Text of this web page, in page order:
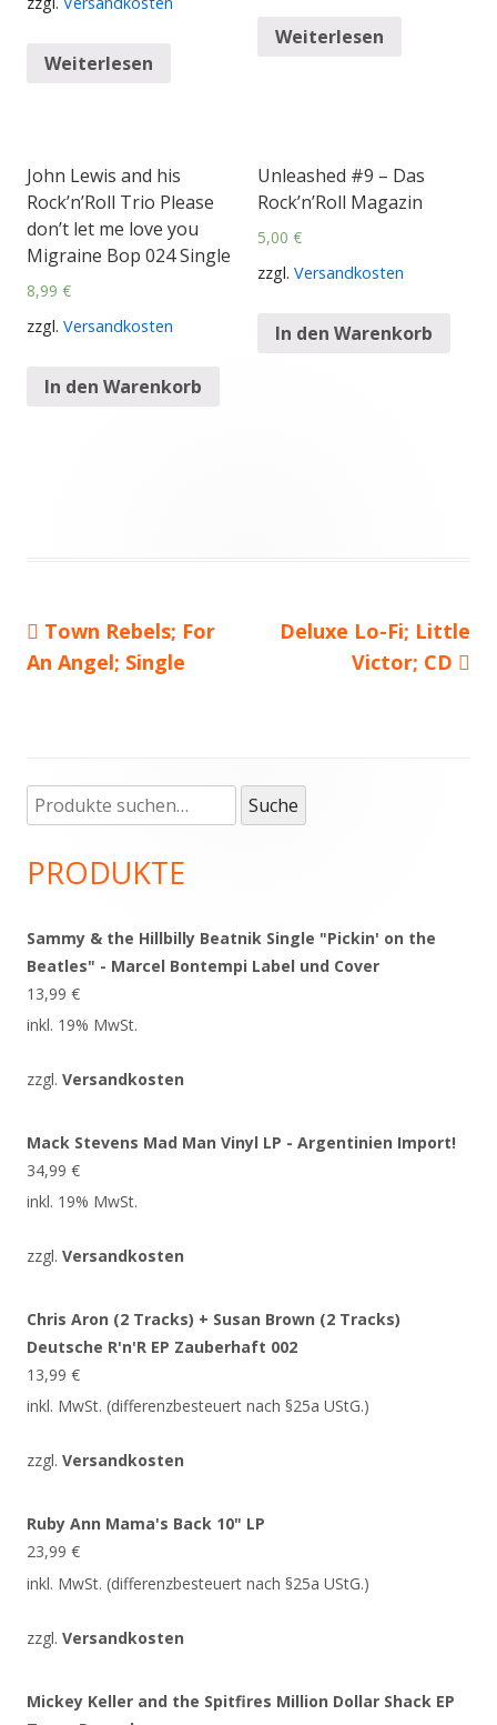
Weiterlesen
Weiterlesen
John Lewis and his
Rock’n’Roll Trio Please
don’t let me love you
Migraine Bop 024 Single
8,99 €
zzgl. Versandkosten
In den Warenkorb
Unleashed #9 – Das
Rock’n’Roll Magazin
5,00 €
zzgl. Versandkosten
In den Warenkorb
Beitragsnavigation
Vorheriger
Beitrag:
Town Rebels; For
An Angel; Single
Nächster
Beitrag
Deluxe Lo-Fi; Little
Victor; CD
Haupt-
Seitenleiste
Suche
nach:
Suche
PRODUKTE
Sammy & the Hillbilly Beatnik Single "Pickin' on the
Beatles" - Marcel Bontempi Label und Cover
13,99 €
inkl. 19% MwSt.
zzgl. Versandkosten
Mack Stevens Mad Man Vinyl LP - Argentinien Import!
34,99 €
inkl. 19% MwSt.
zzgl. Versandkosten
Chris Aron (2 Tracks) + Susan Brown (2 Tracks)
Deutsche R'n'R EP Zauberhaft 002
13,99 €
inkl. MwSt. (differenzbesteuert nach §25a UStG.)
zzgl. Versandkosten
Ruby Ann Mama's Back 10" LP
23,99 €
inkl. MwSt. (differenzbesteuert nach §25a UStG.)
zzgl. Versandkosten
Mickey Keller and the Spitfires Million Dollar Shack EP